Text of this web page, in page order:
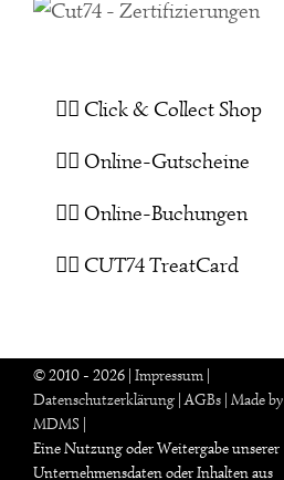
👉🏻 Click & Collect Shop
👉🏻 Online-Gutscheine
👉🏻 Online-Buchungen
👉🏻 CUT74 TreatCard
© 2010 - 2026 Impressum
Datenschutzerklärung |AGBs Made by
MDMS
Eine Nutzung oder Weitergabe unserer
Unternehmensdaten oder Inhalten aus